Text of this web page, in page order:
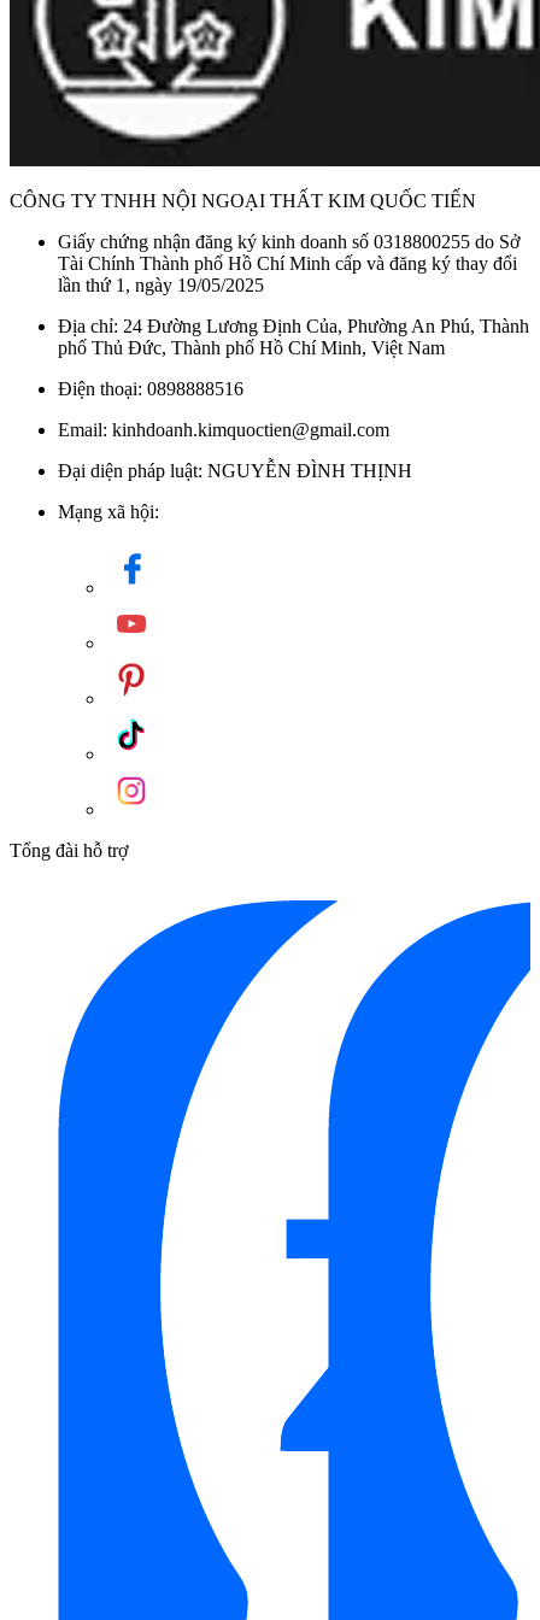
CÔNG TY TNHH NỘI NGOẠI THẤT KIM QUỐC TIẾN
Giấy chứng nhận đăng ký kinh doanh số 0318800255 do Sở
Tài Chính Thành phố Hồ Chí Minh cấp và đăng ký thay đổi
lần thứ 1, ngày 19/05/2025
Địa chỉ: 24 Đường Lương Định Của, Phường An Phú, Thành
phố Thủ Đức, Thành phố Hồ Chí Minh, Việt Nam
Điện thoại: 0898888516
Email: kinhdoanh.kimquoctien@gmail.com
Đại diện pháp luật: NGUYỄN ĐÌNH THỊNH
Mạng xã hội:
Tổng đài hỗ trợ